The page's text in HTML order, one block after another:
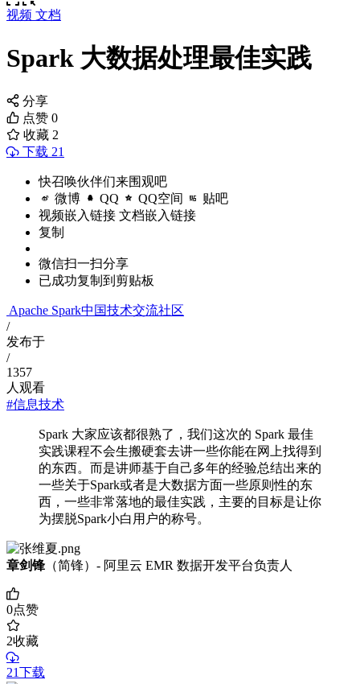
视频 文档
Spark 大数据处理最佳实践
分享
点赞 0
收藏 2
下载 21
快召唤伙伴们来围观吧
微博 QQ QQ空间 贴吧
视频嵌入链接 文档嵌入链接
复制
微信扫一扫分享
已成功复制到剪贴板
Apache Spark中国技术交流社区
/
发布于
/
1357
人观看
#信息技术
Spark 大家应该都很熟了，我们这次的 Spark 最佳
实践课程不会生搬硬套去讲一些你能在网上找得到
的东西。而是讲师基于自己多年的经验总结出来的
一些关于Spark或者是大数据方面一些原则性的东
西，一些非常落地的最佳实践，主要的目标是让你
为摆脱Spark小白用户的称号。
章剑锋 （简锋）- 阿里云 EMR 数据开发平台负责人
0点赞
2收藏
21下载